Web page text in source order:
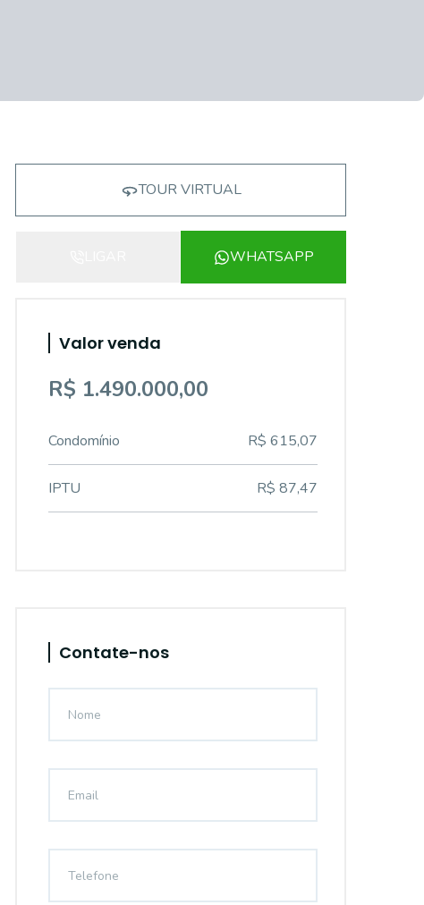
TOUR VIRTUAL
WHATSAPP
Valor venda
R$ 1.490.000,00
Condomínio R$ 615,07
IPTU R$ 87,47
Contate-nos